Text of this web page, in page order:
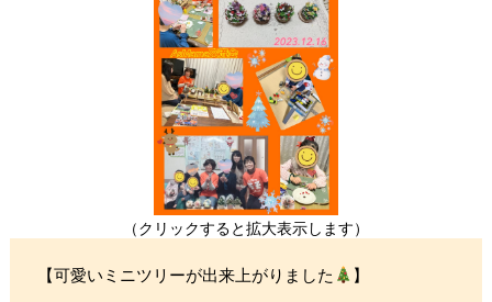
（クリックすると拡大表示します）
【可愛いミニツリーが出来上がりました 】